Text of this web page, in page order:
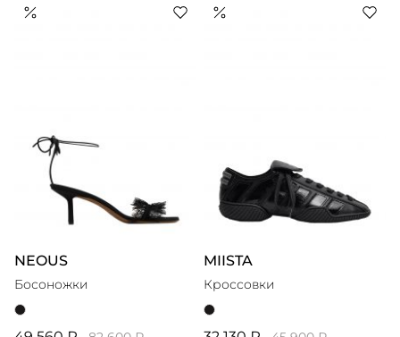
NEOUS
Босоножки
MIISTA
Кроссовки